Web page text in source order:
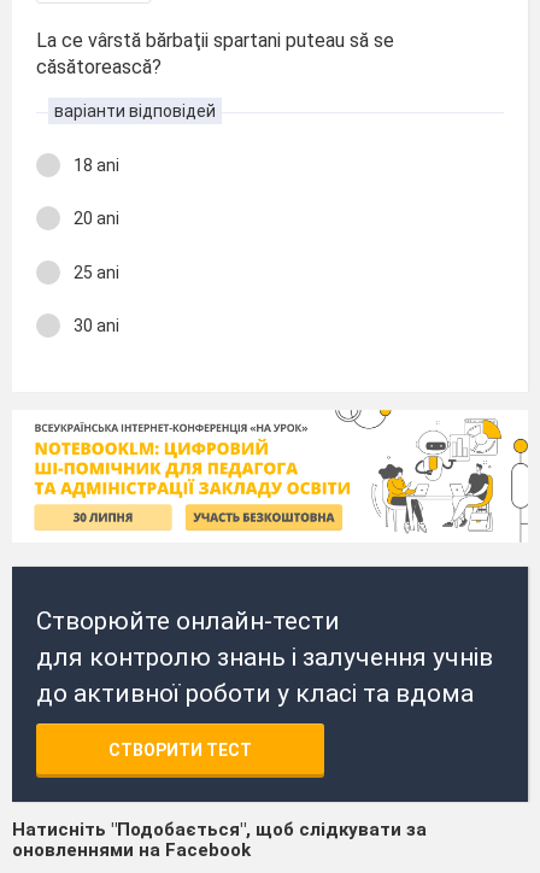
La ce vârstă bărbaţii spartani puteau să se
căsătorească?
варіанти відповідей
18 ani
20 ani
25 ani
30 ani
Створюйте онлайн-тести
для контролю знань і залучення учнів
до активної роботи у класі та вдома
СТВОРИТИ ТЕСТ
Натисніть "Подобається", щоб слідкувати за
оновленнями на Facebook